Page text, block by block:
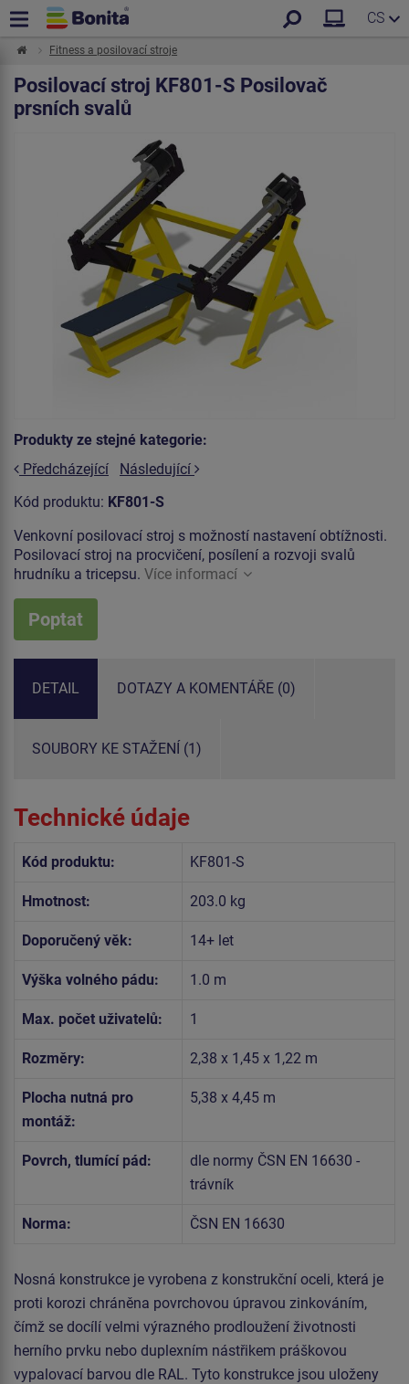
CS
Fitness a posilovací stroje
Posilovací stroj KF801-S Posilovač
prsních svalů
Produkty ze stejné kategorie:
Předcházející
Následující
Kód produktu: KF801-S
Venkovní posilovací stroj s možností nastavení obtížnosti.
Posilovací stroj na procvičení, posílení a rozvoji svalů
hrudníku a tricepsu. Více informací
Poptat
DETAIL DOTAZY A KOMENTÁŘE (0)
SOUBORY KE STAŽENÍ (1)
Technické údaje
Kód produktu: KF801-S
Hmotnost: 203.0 kg
Doporučený věk: 14+ let
Výška volného pádu: 1.0 m
Max. počet uživatelů: 1
Rozměry: 2,38 x 1,45 x 1,22 m
Plocha nutná pro
montáž:
5,38 x 4,45 m
Povrch, tlumící pád:
dle normy ČSN EN 16630 -
trávník
Norma: ČSN EN 16630
Nosná konstrukce je vyrobena z konstrukční oceli, která je
proti korozi chráněna povrchovou úpravou zinkováním,
čímž se docílí velmi výrazného prodloužení životnosti
herního prvku nebo duplexním nástřikem práškovou
vypalovací barvou dle RAL. Tyto konstrukce jsou uloženy